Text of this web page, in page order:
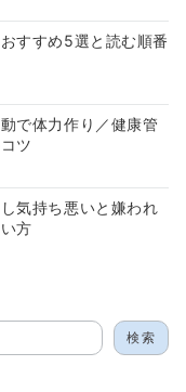
すすめ5選と読む順番
で体力作り／健康管
ツ
気持ち悪いと嫌われ
方
検索